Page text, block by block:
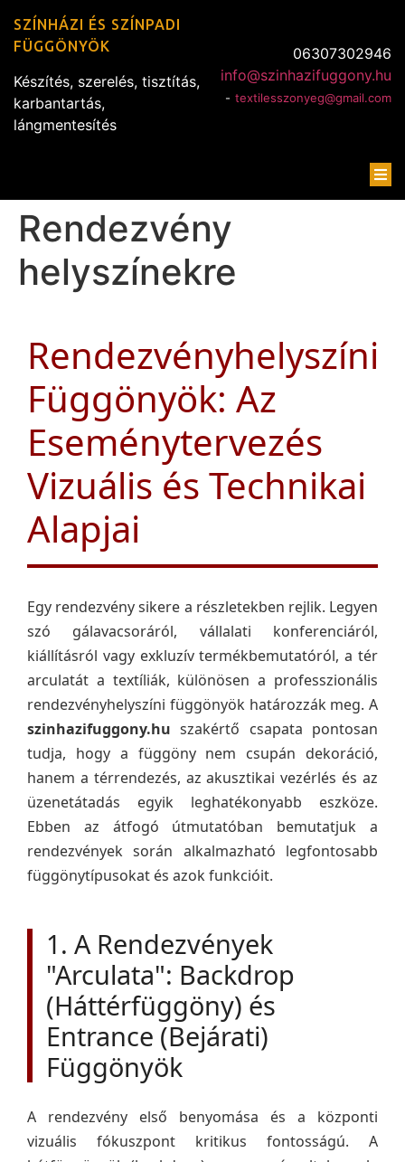
SZÍNHÁZI ÉS SZÍNPADI
FÜGGÖNYÖK
Készítés, szerelés, tisztítás,
karbantartás,
lángmentesítés
06307302946
info@szinhazifuggony.hu
- textilesszonyeg@gmail.com
Rendezvény
helyszínekre
Rendezvényhelyszíni
Függönyök: Az
Eseménytervezés
Vizuális és Technikai
Alapjai
Egy rendezvény sikere a részletekben rejlik. Legyen
szó gálavacsoráról, vállalati konferenciáról,
kiállításról vagy exkluzív termékbemutatóról, a tér
arculatát a textíliák, különösen a professzionális
rendezvényhelyszíni függönyök határozzák meg. A
szinhazifuggony.hu szakértő csapata pontosan
tudja, hogy a függöny nem csupán dekoráció,
hanem a térrendezés, az akusztikai vezérlés és az
üzenetátadás egyik leghatékonyabb eszköze.
Ebben az átfogó útmutatóban bemutatjuk a
rendezvények során alkalmazható legfontosabb
függönytípusokat és azok funkcióit.
1. A Rendezvények
"Arculata": Backdrop
(Háttérfüggöny) és
Entrance (Bejárati)
Függönyök
A rendezvény első benyomása és a központi
vizuális fókuszpont kritikus fontosságú. A